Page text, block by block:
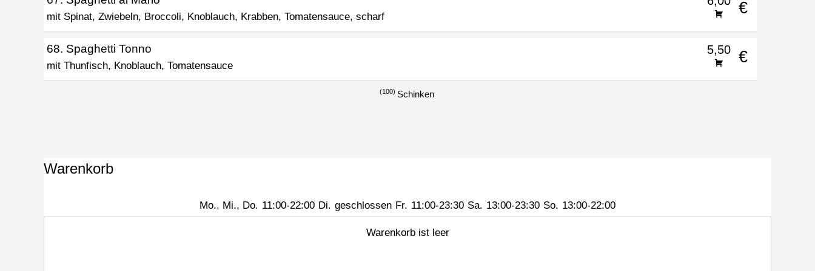
€
mit Spinat, Zwiebeln, Broccoli, Knoblauch, Krabben, Tomatensauce, scharf
68. Spaghetti Tonno 5,50 €
mit Thunfisch, Knoblauch, Tomatensauce
100 Schinken
Warenkorb
Mo., Mi., Do. 11:00-22:00 Di. geschlossen Fr. 11:00-23:30 Sa. 13:00-23:30 So. 13:00-22:00
Warenkorb ist leer